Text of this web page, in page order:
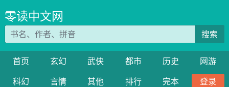
零读中文网
搜索
首页 玄幻 武侠 都市 历史
网游
科幻
言情 其他 排行 完本 登录